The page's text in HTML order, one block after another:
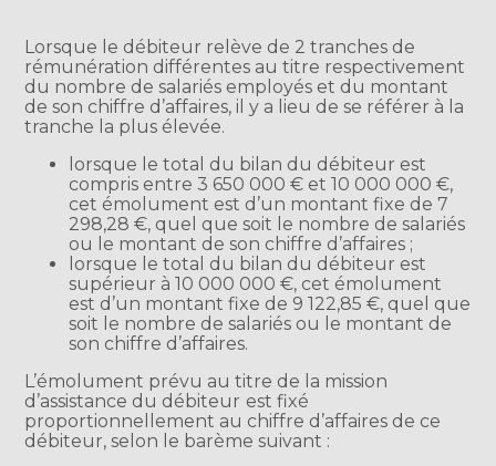
Lorsque le débiteur relève de 2 tranches de
rémunération différentes au titre respectivement
du nombre de salariés employés et du montant
de son chiffre d’affaires, il y a lieu de se référer à la
tranche la plus élevée.
lorsque le total du bilan du débiteur est
compris entre 3 650 000 € et 10 000 000 €,
cet émolument est d’un montant fixe de 7
298,28 €, quel que soit le nombre de salariés
ou le montant de son chiffre d’affaires ;
lorsque le total du bilan du débiteur est
supérieur à 10 000 000 €, cet émolument
est d’un montant fixe de 9 122,85 €, quel que
soit le nombre de salariés ou le montant de
son chiffre d’affaires.
L’émolument prévu au titre de la mission
d’assistance du débiteur est fixé
proportionnellement au chiffre d’affaires de ce
débiteur, selon le barème suivant :